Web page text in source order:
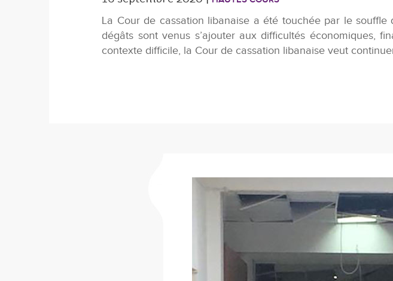
La Cour de cassation libanaise a été touchée par le
dégâts sont venus s’ajouter aux difficultés économiques,
contexte difficile, la Cour de cassation libanaise veut